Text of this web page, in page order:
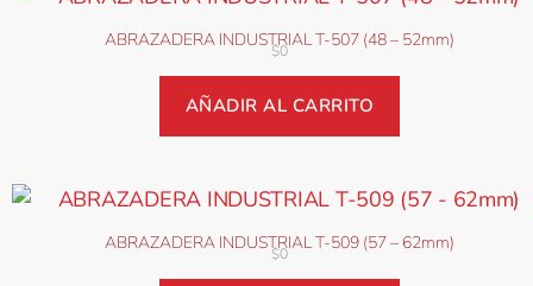
ABRAZADERA INDUSTRIAL T-507 (48 – 52mm)
$0
AÑADIR AL CARRITO
ABRAZADERA INDUSTRIAL T-509 (57 – 62mm)
$0